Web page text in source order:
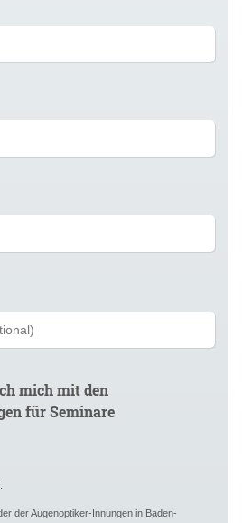
mich mit den
für Seminare
der Augenoptiker-Innungen in Baden-